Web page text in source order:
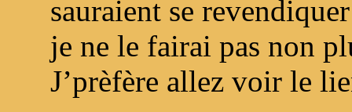
sauraient se
je ne le fairai pas non
J’prèfère allez voir le